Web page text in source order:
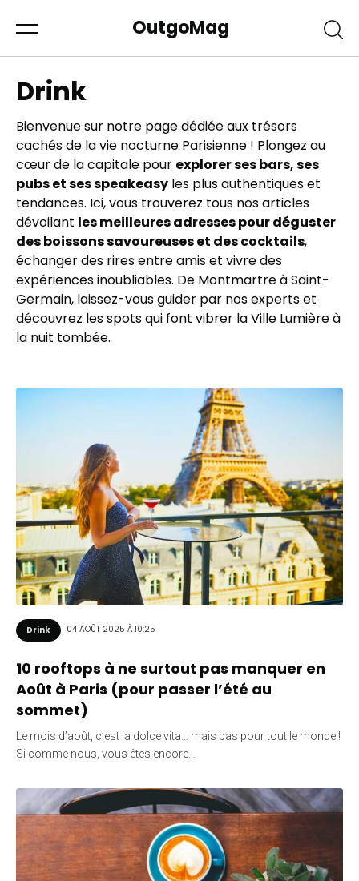
OutgoMag
Drink
Bienvenue sur notre page dédiée aux trésors
cachés de la vie nocturne Parisienne ! Plongez au
cœur de la capitale pour explorer ses bars, ses
pubs et ses speakeasy les plus authentiques et
tendances. Ici, vous trouverez tous nos articles
dévoilant les meilleures adresses pour déguster
des boissons savoureuses et des cocktails,
échanger des rires entre amis et vivre des
expériences inoubliables. De Montmartre à Saint-
Germain, laissez-vous guider par nos experts et
découvrez les spots qui font vibrer la Ville Lumière à
la nuit tombée.
Drink 04 AOÛT 2025 À 10:25
10 rooftops à ne surtout pas manquer en
Août à Paris (pour passer l’été au
sommet)
Le mois d’août, c’est la dolce vita… mais pas pour tout le monde !
Si comme nous, vous êtes encore…